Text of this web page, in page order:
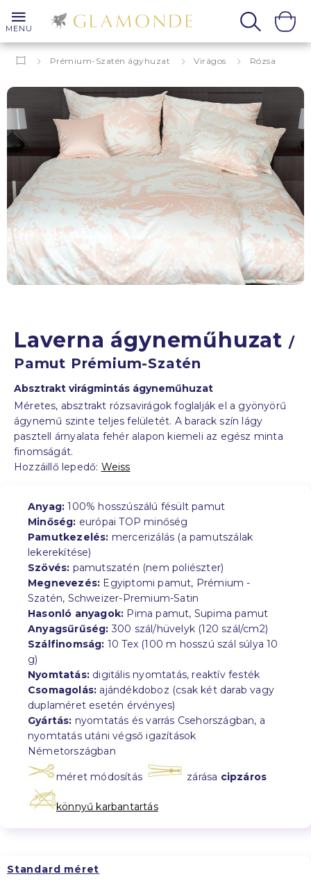
MENU
Prémium-Szatén ágyhuzat Virágos Rózsa
Laverna
Laverna ágyneműhuzat /
Pamut Prémium-Szatén
Absztrakt virágmintás ágyneműhuzat
Méretes, absztrakt rózsavirágok foglalják el a gyönyörű
ágynemű szinte teljes felületét. A barack szín lágy
pasztell árnyalata fehér alapon kiemeli az egész minta
finomságát.
Hozzáillő lepedő: Weiss
Anyag: 100% hosszúszálú fésült pamut
Minőség: európai TOP minőség
Pamutkezelés: mercerizálás (a pamutszálak
lekerekítése)
Szövés: pamutszatén (nem poliészter)
Megnevezés: Egyiptomi pamut, Prémium -
Szatén, Schweizer-Premium-Satin
Hasonló anyagok: Pima pamut, Supima pamut
Anyagsűrűség: 300 szál/hüvelyk (120 szál/cm2)
Szálfinomság: 10 Tex (100 m hosszú szál súlya 10
g)
Nyomtatás: digitális nyomtatás, reaktív festék
Csomagolás: ajándékdoboz (csak két darab vagy
duplaméret esetén érvényes)
Gyártás: nyomtatás és varrás Csehországban, a
nyomtatás utáni végső igazítások
Németországban
méret módosítás zárása cipzáros
könnyű karbantartás
Standard méret